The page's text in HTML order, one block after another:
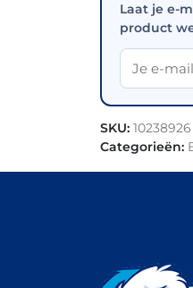
Laat je e-
product
SKU: 10238926
Categorieën: